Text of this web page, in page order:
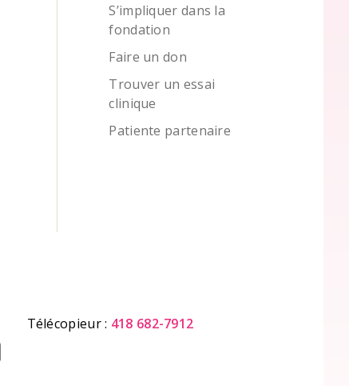
S’impliquer dans la
fondation
Faire un don
Trouver un essai
clinique
Patiente partenaire
Télécopieur : 418 682-7912